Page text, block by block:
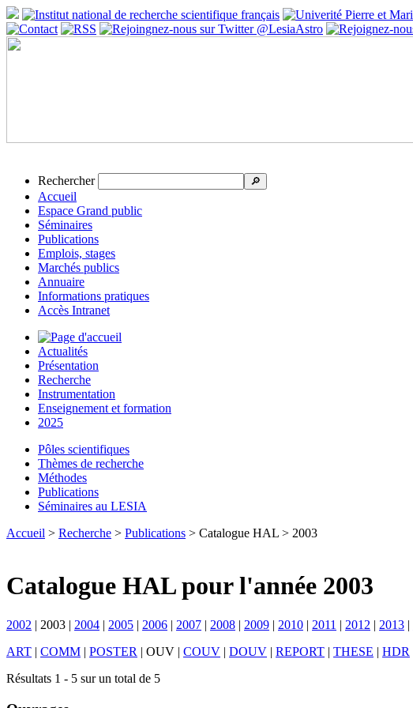
Rechercher 🔎
Accueil
Espace Grand public
Séminaires
Publications
Emplois, stages
Marchés publics
Annuaire
Informations pratiques
Accès Intranet
Actualités
Présentation
Recherche
Instrumentation
Enseignement et formation
2025
Pôles scientifiques
Thèmes de recherche
Méthodes
Publications
Séminaires au LESIA
Accueil > Recherche > Publications > Catalogue HAL > 2003
Catalogue HAL pour l'année 2003
2002 | 2003 | 2004 | 2005 | 2006 | 2007 | 2008 | 2009 | 2010 | 2011 | 2012 | 2013 |
ART | COMM | POSTER | OUV | COUV | DOUV | REPORT | THESE | HDR
Résultats 1 - 5 sur un total de 5